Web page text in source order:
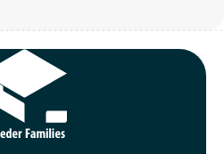
の消費を減らし、命を大切にす
体や保護団体を支援する公益法
ペット販売業者が、動物福祉へ
とを理由に寄付を断られる中、
が評価され、寄付が実現してい
が必要なワンちゃんの救済や保
珍しい毛色」という見た目の特
されることが多くなっていま
は健康リスクが伴う場合が少な
骨や心臓に負担がかかりやす
のリスクが高まることがありま
ような流行や需要に応じて無理